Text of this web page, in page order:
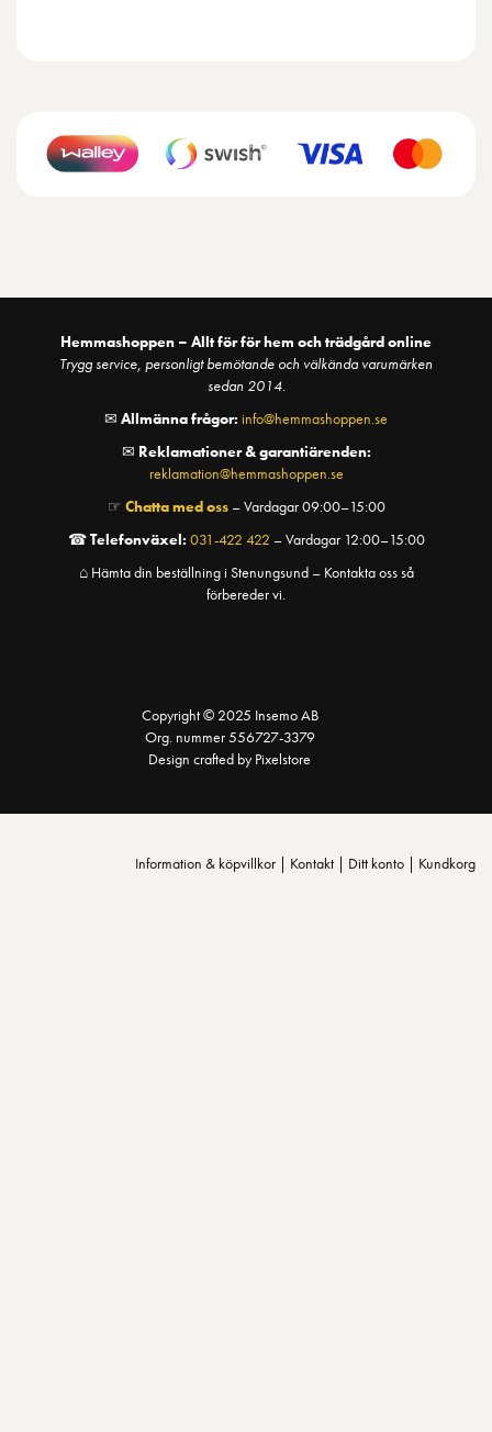
Hemmashoppen – Allt för för hem och trädgård online
Trygg service, personligt bemötande och välkända varumärken
sedan 2014.
✉ Allmänna frågor: info@hemmashoppen.se
✉ Reklamationer & garantiärenden:
reklamation@hemmashoppen.se
☞ Chatta med oss– Vardagar 09:00–15:00
☎Telefonväxel: 031-422 422 – Vardagar 12:00–15:00
⌂ Hämta din beställning i Stenungsund – Kontakta oss så
förbereder vi.
Copyright © 2025 Insemo AB
Org. nummer 556727-3379
Design crafted by Pixelstore
Information & köpvillkor | Kontakt | Ditt konto | Kundkorg